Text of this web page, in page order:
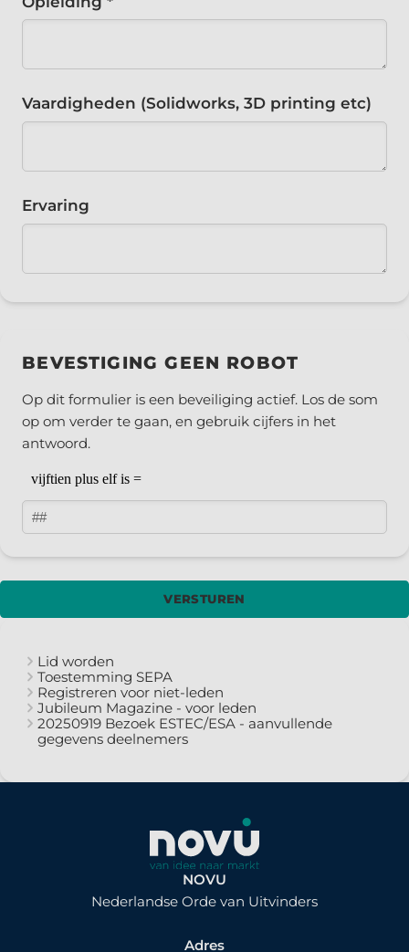
Vaardigheden (Solidworks, 3D printing etc)
Ervaring
BEVESTIGING GEEN ROBOT
Op dit formulier is een beveiliging actief. Los de som
op om verder te gaan, en gebruik cijfers in het
antwoord.
Lid worden
Toestemming SEPA
Registreren voor niet-leden
Jubileum Magazine - voor leden
20250919 Bezoek ESTEC/ESA - aanvullende
gegevens deelnemers
NOVU
Nederlandse Orde van Uitvinders
Adres